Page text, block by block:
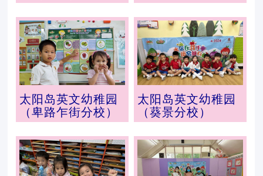
太阳岛英文幼稚园
（卑路乍街分校）
太阳岛英文幼稚园
（葵景分校）